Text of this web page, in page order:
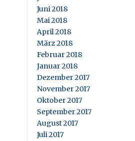
Juni 2018
Mai 2018
April 2018
März 2018
Februar 2018
Januar 2018
Dezember 2017
November 2017
Oktober 2017
September 2017
August 2017
Juli 2017